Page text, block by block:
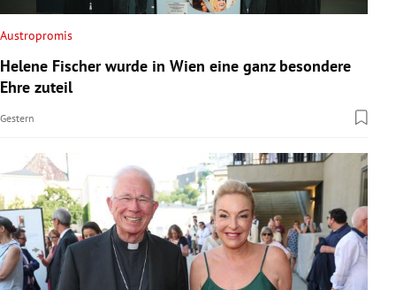
Austropromis
Helene Fischer wurde in Wien eine ganz besondere
Ehre zuteil
Gestern